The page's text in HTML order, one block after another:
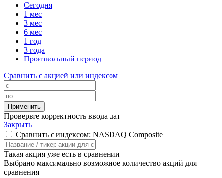
Сегодня
1 мес
3 мес
6 мес
1 год
3 года
Произвольный период
Сравнить с акцией или индексом
Проверьте корректность ввода дат
Закрыть
Сравнить с индексом: NASDAQ Composite
Такая акция уже есть в сравнении
Выбрано максимально возможное количество акций для
сравнения